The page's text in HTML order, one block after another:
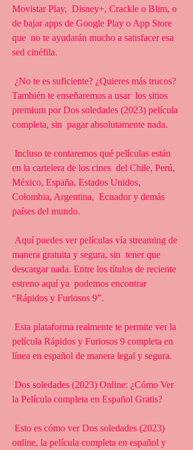
Movistar Play,  Disney+, Crackle o Blim, o
de bajar apps de Google Play o App Store
que  no te ayudarán mucho a satisfacer esa
sed cinéfila.
También te enseñaremos a usar  los sitios
premium por Dos soledades (2023) película
completa, sin  pagar absolutamente nada.
en la cartelera de los cines  del Chile, Perú,
México, España, Estados Unidos,
Colombia, Argentina,  Ecuador y demás
países del mundo.
manera gratuita y segura, sin  tener que
descargar nada. Entre los títulos de reciente
estreno aquí ya  podemos encontrar
“Rápidos y Furiosos 9”.
película Rápidos y Furiosos 9 completa en
línea en español de manera legal y segura.
la Película completa en Español Gratis?
online, la película completa en español y